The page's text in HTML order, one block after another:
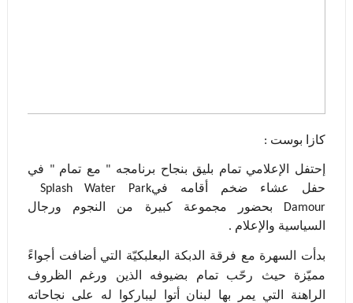
كازا بوست :
إحتفل الإعلامي تمام بليق بنجاح برنامجه " مع تمام " في
حفل عشاء ضخم أقامه فيSplash Water Park
Damour بحضور مجموعة كبيرة من النجوم ورجال
السياسية والإعلام .
بدأت السهرة مع فرقة الدبكة البعلبكيّة التي أضافت أجواءً
مميّزة حيث رحّب تمام بضيوفه الذين ورغم الظروف
الراهنة التي يمر بها لبنان أتوا ليباركوا له على نجاحاته